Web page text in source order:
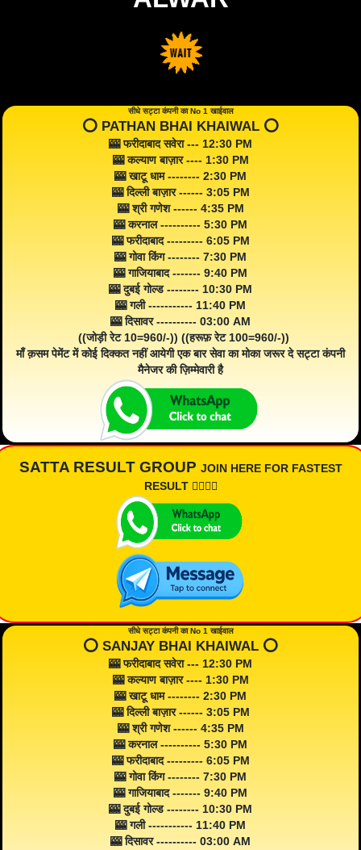
सीधे सट्टा कंपनी का No 1 खाईवाल
⭕️ PATHAN BHAI KHAIWAL ⭕️
🎰 फरीदाबाद सवेरा --- 12:30 PM
🎰 कल्याण बाज़ार ---- 1:30 PM
🎰 खाटू धाम -------- 2:30 PM
🎰 दिल्ली बाज़ार ------ 3:05 PM
🎰 श्री गणेश ------ 4:35 PM
🎰 करनाल ---------- 5:30 PM
🎰 फरीदाबाद --------- 6:05 PM
🎰 गोवा किंग -------- 7:30 PM
🎰 गाजियाबाद ------- 9:40 PM
🎰 दुबई गोल्ड -------- 10:30 PM
🎰 गली ----------- 11:40 PM
🎰 दिसावर ---------- 03:00 AM
((जोड़ी रेट 10=960/-)) ((हरूफ़ रेट 100=960/-))
माँ क़सम पेमेंट में कोई दिक्कत नहीं आयेगी एक बार सेवा का मोका जरूर दे सट्टा कंपनी
मैनेजर की ज़िम्मेवारी है
SATTA RESULT GROUP JOIN HERE FOR FASTEST
RESULT 👇🏾👇🏾
सीधे सट्टा कंपनी का No 1 खाईवाल
⭕️ SANJAY BHAI KHAIWAL ⭕️
🎰 फरीदाबाद सवेरा --- 12:30 PM
🎰 कल्याण बाज़ार ---- 1:30 PM
🎰 खाटू धाम -------- 2:30 PM
🎰 दिल्ली बाज़ार ------ 3:05 PM
🎰 श्री गणेश ------ 4:35 PM
🎰 करनाल ---------- 5:30 PM
🎰 फरीदाबाद --------- 6:05 PM
🎰 गोवा किंग -------- 7:30 PM
🎰 गाजियाबाद ------- 9:40 PM
🎰 दुबई गोल्ड -------- 10:30 PM
🎰 गली ----------- 11:40 PM
🎰 दिसावर ---------- 03:00 AM